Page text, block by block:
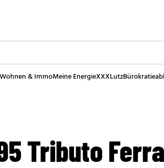
Wohnen & ImmoMeine EnergieXXXLutz
Tributo